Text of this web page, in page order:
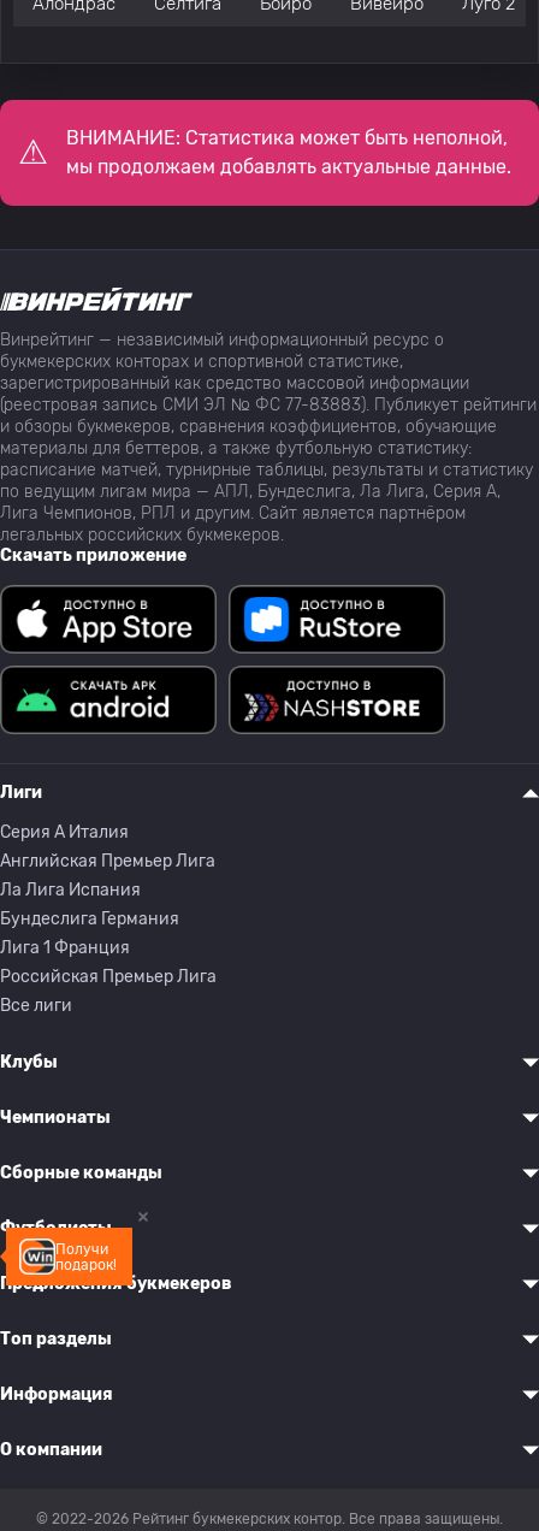
ВНИМАНИЕ: Статистика может быть неполной,
мы продолжаем добавлять актуальные данные.
Получи
подарок!
Винрейтинг — независимый информационный ресурс о
букмекерских конторах и спортивной статистике,
зарегистрированный как средство массовой информации
(реестровая запись СМИ ЭЛ № ФС 77-83883). Публикует рейтинги
и обзоры букмекеров, сравнения коэффициентов, обучающие
материалы для беттеров, а также футбольную статистику:
расписание матчей, турнирные таблицы, результаты и статистику
по ведущим лигам мира — АПЛ, Бундеслига, Ла Лига, Серия А,
Лига Чемпионов, РПЛ и другим. Сайт является партнёром
легальных российских букмекеров.
Скачать приложение
Лиги
Серия A Италия
Английская Премьер Лига
Ла Лига Испания
Бундеслига Германия
Лига 1 Франция
Российская Премьер Лига
Все лиги
Клубы
Чемпионаты
Сборные команды
Футболисты
Предложения букмекеров
Топ разделы
Информация
О компании
© 2022-2026 Рейтинг букмекерских контор. Все права защищены.